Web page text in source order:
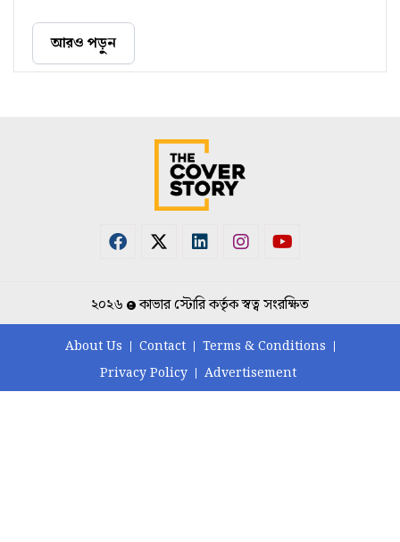
Follow
Usআরও পড়ুন
২০২৬ কাভার স্টোরি কর্তৃক স্বত্ব সংরক্ষিত
About Us Contact
Terms & Conditions
Privacy Policy
Advertisement